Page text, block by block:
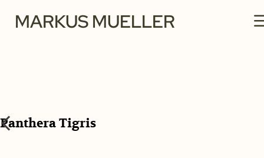
MARKUS MUELLER
Panthera Tigris